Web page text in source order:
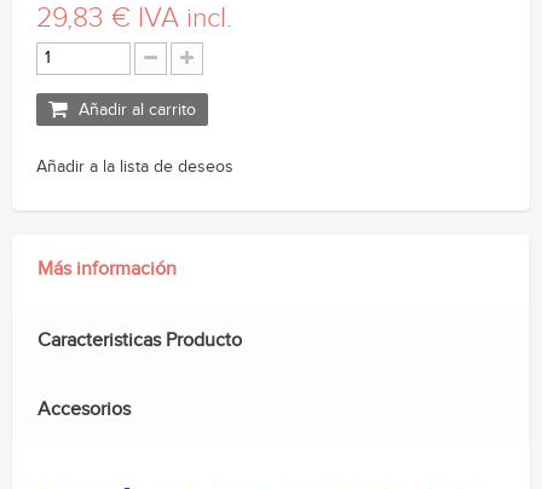
29,83 € IVA incl.
Añadir al carrito
Añadir a la lista de deseos
Más información
Caracteristicas Producto
Accesorios